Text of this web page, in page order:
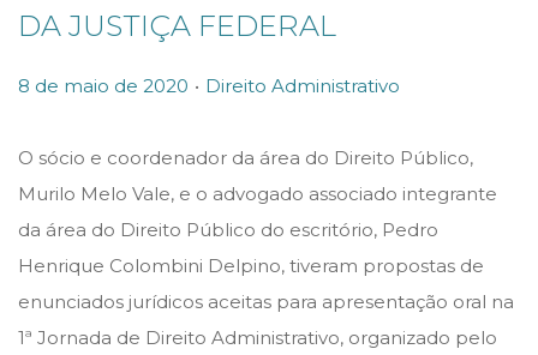
DA JUSTIÇA FEDERAL
P
s
t
e
d
o
n
8 de maio de 2020 . P
s
t
e
d
n
Direito Administrativo
O sócio e coordenador da área do Direito Público,
Murilo Melo Vale, e o advogado associado integrante
da área do Direito Público do escritório, Pedro
Henrique Colombini Delpino, tiveram propostas de
enunciados jurídicos aceitas para apresentação oral na
1ª Jornada de Direito Administrativo, organizado pelo